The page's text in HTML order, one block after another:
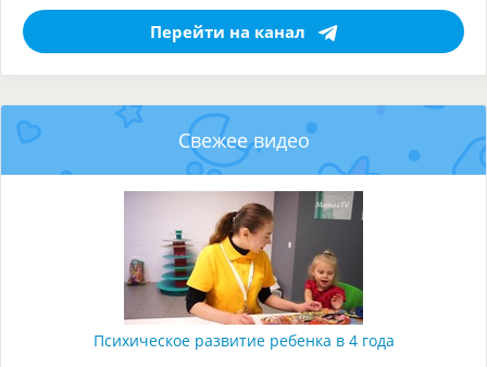
Перейти на канал
Свежее видео
Психическое развитие ребенка в 4 года